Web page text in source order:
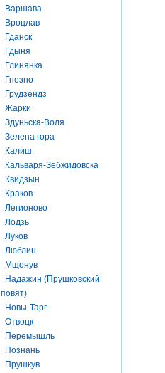
Варшава
Вроцлав
Гданск
Гдыня
Глинянка
Гнезно
Грудзендз
Жарки
Здуньска-Воля
Зелена гора
Калиш
Кальваря-Зебжидовска
Квидзын
Краков
Легионово
Лодзь
Луков
Люблин
Мщонув
Надажин (Прушковский
повят)
Новы-Тарг
Отвоцк
Перемышль
Познань
Прушкув